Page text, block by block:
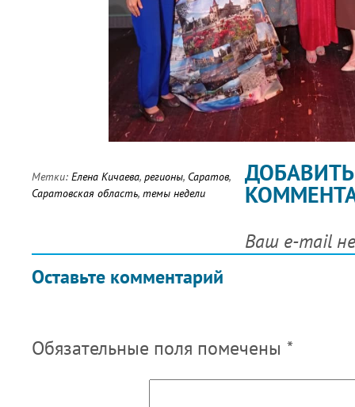
Метки: Елена Кичаева, регионы, Саратов,
Саратовская область, темы недели
Оставьте комментарий
ДОБАВИТЬ
Ваш e-mail
Обязательные поля помечены *